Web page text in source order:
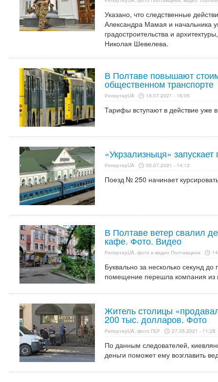
Указано, что следственные
Александра Мамая и начальника
градостроительства и
Николая Шевелева.
В Полтаве повышают
общественном транспорте
РепортерUA 16.07.2021 - 16:05
Тарифы вступают в действие уже
«Укрзализныця»
РепортерUA 05.07.2021 - 14:12
Поезд № 250 начинает
В Полтаве ветер свалил
кафе. Фото. Видео
РепортерUA, фото и видео Полтавщина
Буквально за несколько секунд
помещение перешла компания из
Житель столицы
200 тыс. долларов. Фото
РепортерUA, фото ГБР 27.05.2021 - 11:28
По данным следователей,
деньги поможет ему возглавить